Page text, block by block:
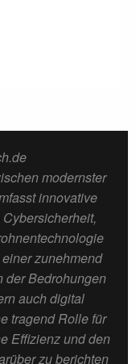
modernster
innovative
zunehmend
der Bedrohungen
auch digital
tragend Rolle für
Effizienz und den
zu berichten